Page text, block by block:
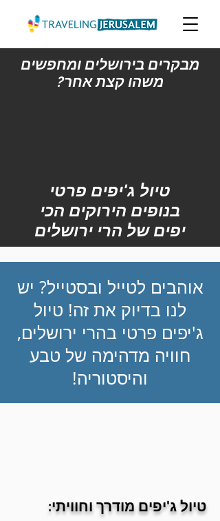
מבקרים בירושלים ומחפשים
משהו קצת אחר?
טיול ג'יפים פרטי
בנופים הירוקים הכי
יפים של הרי ירושלים
אוהבים לטייל ובסטייל? יש
לנו בדיוק את זה! טיול
ג'יפים פרטי בהרי ירושלים,
חוויה מדהימה של טבע
והיסטוריה!
טיול ג'יפים מודרך וחוויתי: